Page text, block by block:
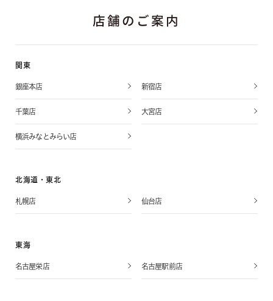
店舗のご案内
関東
銀座本店 新宿店
千葉店 大宮店
横浜みなとみらい店
北海道・東北
札幌店 仙台店
東海
名古屋栄店 名古屋駅前店